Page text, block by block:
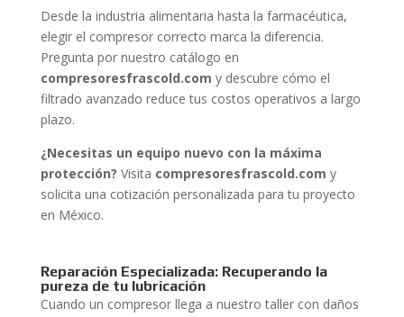
Desde la industria alimentaria hasta la farmacéutica,
elegir el compresor correcto marca la diferencia.
Pregunta por nuestro catálogo en
compresoresfrascold.com y descubre cómo el
filtrado avanzado reduce tus costos operativos a largo
plazo.
¿Necesitas un equipo nuevo con la máxima
protección? Visita compresoresfrascold.com y
solicita una cotización personalizada para tu proyecto
en México.
Reparación Especializada: Recuperando la
pureza de tu lubricación
Cuando un compresor llega a nuestro taller con daños